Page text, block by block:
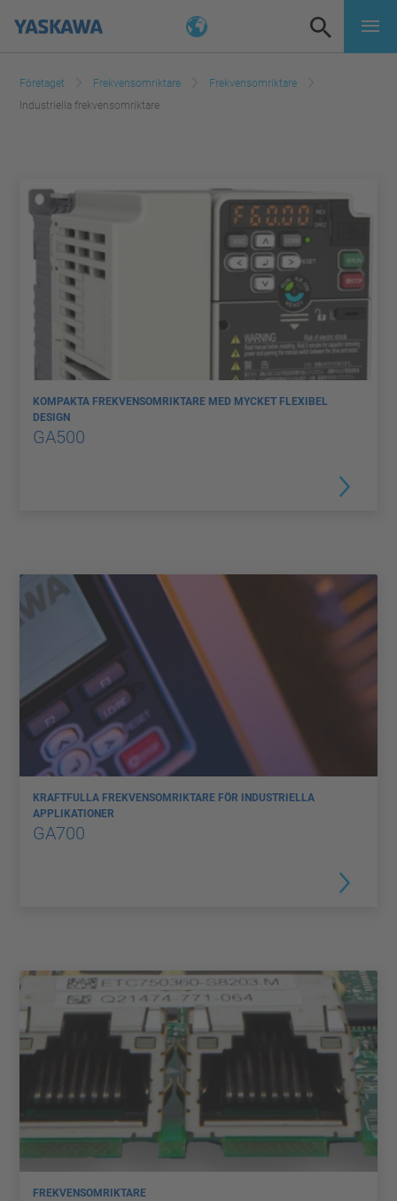
Företaget Frekvensomriktare
Frekvensomriktare
Industriella frekvensomriktare
KOMPAKTA FREKVENSOMRIKTARE MED MYCKET FLEXIBEL
DESIGN
GA500
KRAFTFULLA FREKVENSOMRIKTARE FÖR INDUSTRIELLA
APPLIKATIONER
GA700
FREKVENSOMRIKTARE